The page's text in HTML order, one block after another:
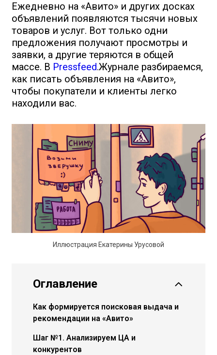
Ежедневно на «Авито» и других досках
объявлений появляются тысячи новых
товаров и услуг. Вот только одни
предложения получают просмотры и
заявки, а другие теряются в общей
массе. В Pressfeed.Журнале разбираемся,
как писать объявления на «Авито»,
чтобы покупатели и клиенты легко
находили вас.
Иллюстрация Екатерины Урусовой
Оглавление
Как формируется поисковая выдача и
рекомендации на «Авито»
Шаг №1. Анализируем ЦА и
конкурентов